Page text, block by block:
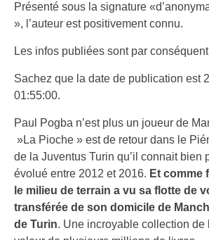
Présenté sous la signature
», l’auteur est positivement connu.
Les infos publiées sont par
Sachez que la date de publication est
01:55:00.
Paul Pogba n’est plus un joueur de
»La Pioche » est de retour dans le
de la Juventus Turin qu’il connait bien
évolué entre 2012 et 2016. Et comme
le milieu de terrain a vu sa flotte de
transférée de son domicile de
de Turin. Une incroyable collection de